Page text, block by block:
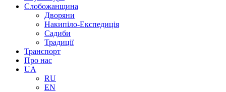
Слобожанщина
Дворяни
Накипіло-Експедиція
Садиби
Традиції
Транспорт
Про нас
UA
RU
EN